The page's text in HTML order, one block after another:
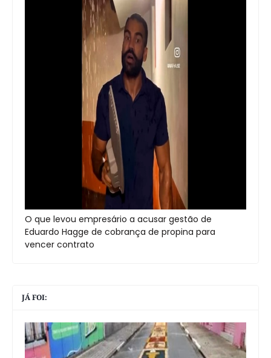
O que levou empresário a acusar gestão de
Eduardo Hagge de cobrança de propina para
vencer contrato
JÁ FOI: